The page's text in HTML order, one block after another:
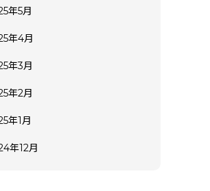
年5月
年4月
年3月
年2月
年1月
年12月